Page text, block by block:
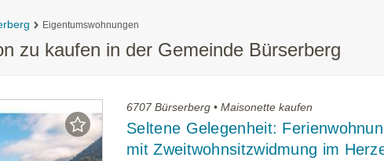
Eigentumswohnungen
zu kaufen in der Gemeinde Bürserberg
6707 Bürserberg • Maisonette kaufen
Seltene Gelegenheit:
mit Zweitwohnsitzwidmung im